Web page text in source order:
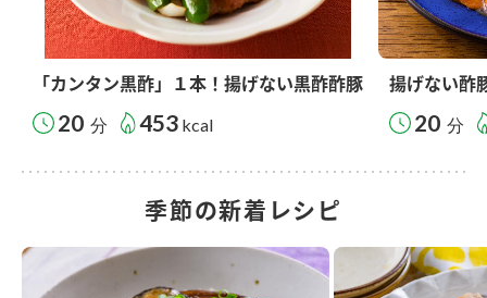
「カンタン黒酢」１本！揚げない黒酢酢豚
20 分 453 kcal
揚げない酢
20 分
季節の新着レシピ